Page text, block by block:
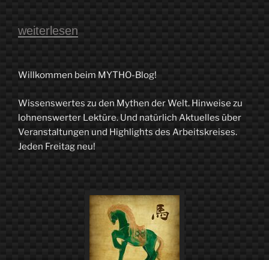
„Der
Blog
trotzdem-
4.0“
weiterlesen
Willkommen beim MYTHO-Blog!
Wissenswertes zu den Mythen der Welt. Hinweise zu
lohnenswerter Lektüre. Und natürlich Aktuelles über
Veranstaltungen und Highlights des Arbeitskreises.
Jeden Freitag neu!